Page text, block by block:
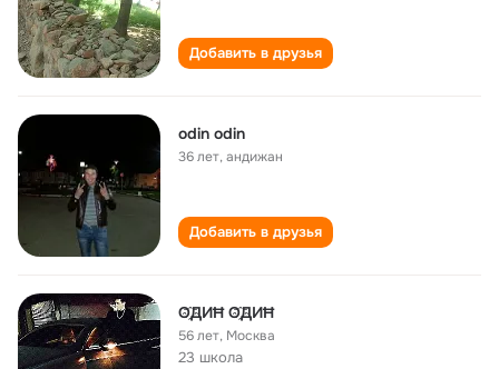
Добавить в друзья
odin odin
36 лет,андижан
Добавить в друзья
O​҈ДИĦ O​҈ДИĦ
56 лет, Москва
23 школа